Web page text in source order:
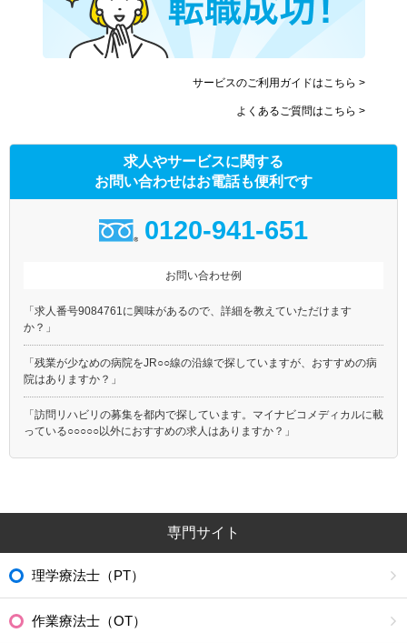
サービスのご利用ガイドはこちら >
よくあるご質問はこちら >
求人やサービスに関する
お問い合わせはお電話も便利です
0120-941-651
お問い合わせ例
「求人番号9084761に興味があるので、詳細を教えていただけます
か？」
「残業が少なめの病院をJR○○線の沿線で探していますが、おすすめの病
院はありますか？」
「訪問リハビリの募集を都内で探しています。マイナビコメディカルに載
っている○○○○○以外におすすめの求人はありますか？」
専門サイト
理学療法士（PT）
作業療法士（OT）